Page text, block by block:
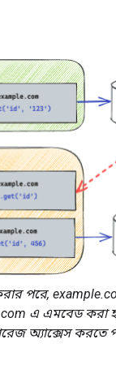
পরে,
এ এমবেড করা
অ্যাক্সেস করতে